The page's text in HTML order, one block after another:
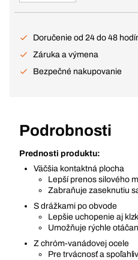
Doručenie od 24 do 48
Záruka a výmena
Bezpečné nakupovanie
Podrobnosti
Prednosti produktu:
Väčšia kontaktná plocha
Lepší prenos silového
Zabraňuje zaseknutiu
S drážkami po obvode
Lepšie uchopenie aj
Umožňuje rýchle
Z chróm-vanádovej ocele
Pre trvácnosť a